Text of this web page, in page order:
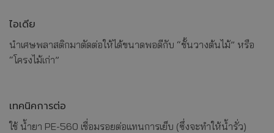
ไอเดีย
นำเศษพลาสติกมาตัดต่อให้ได้ขนาดพอดีกับ “ชั้นวางต้นไม้” หรือ
“โครงไม้เก่า”
เทคนิคการต่อ
ใช้ น้ำยา PE-560 เชื่อมรอยต่อแทนการเย็บ (ซึ่งจะทำให้น้ำรั่ว)